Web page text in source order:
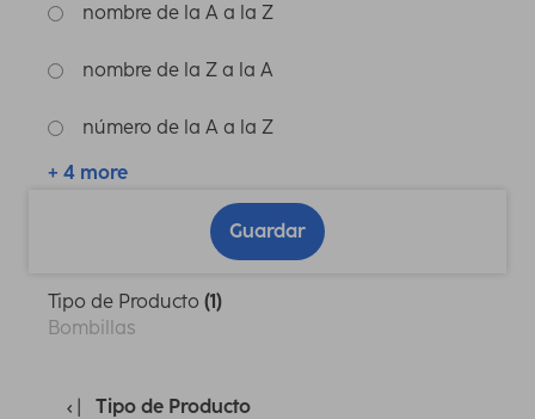
nombre de la A a la Z
nombre de la Z a la A
número de la A a la Z
+ 4 more
Guardar
Tipo de Producto (1)
Bombillas
Tipo de Producto